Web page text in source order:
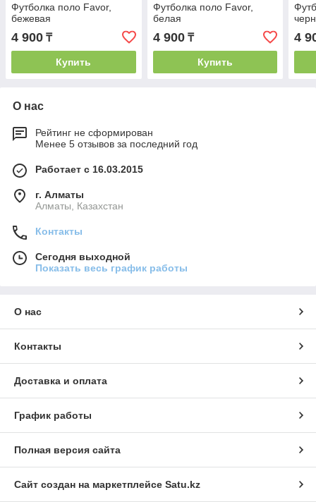
Футболка поло Favor,
бежевая
4 900 ₸
Купить
Футболка поло Favor,
белая
4 900₸
Купить
4
О нас
Рейтинг не сформирован
Менее 5 отзывов за последний год
Работает с 16.03.2015
г. Алматы
Алматы, Казахстан
Контакты
Сегодня выходной
Показать весь график работы
О нас
Контакты
Доставка и оплата
График работы
Полная версия сайта
Сайт создан на маркетплейсе Satu.kz